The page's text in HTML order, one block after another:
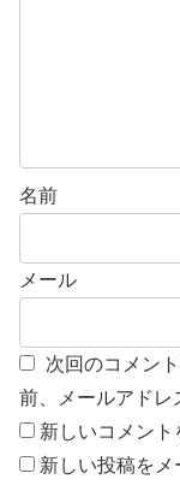
名前
メール
次回のコメン
前、メールアドレ
新しいコメン
新しい投稿をメ